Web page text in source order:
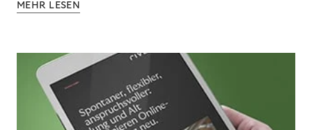
MEHR LESEN